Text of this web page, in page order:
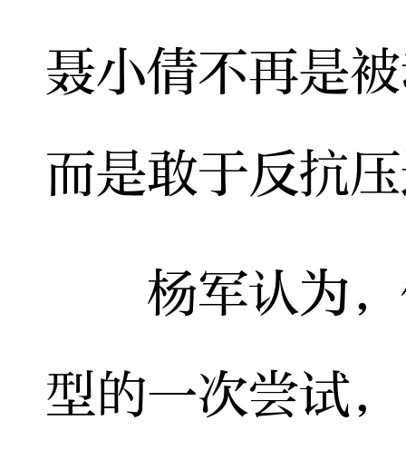
聂小倩不再是
而是敢于反抗
杨军认为，
型的一次尝试